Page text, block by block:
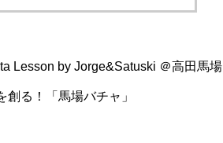
Lesson by Jorge&Satuski ＠高田馬場
る！「馬場バチャ」